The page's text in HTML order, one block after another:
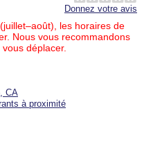
Donnez votre avis
les horaires de
Nous vous recommandons
déplacer.
CA
à proximité